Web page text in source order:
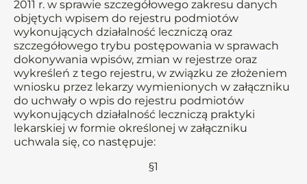
2011 r. w sprawie szczegółowego zakresu danych
objętych wpisem do rejestru podmiotów
wykonujących działalność leczniczą oraz
szczegółowego trybu postępowania w sprawach
dokonywania wpisów, zmian w rejestrze oraz
wykreśleń z tego rejestru, w związku ze złożeniem
wniosku przez lekarzy wymienionych w załączniku
do uchwały o wpis do rejestru podmiotów
wykonujących działalność leczniczą praktyki
lekarskiej w formie określonej w załączniku
uchwala się, co następuje:
§1